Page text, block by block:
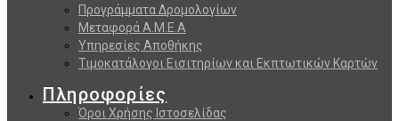
Προγράμματα Δρομολογίων
Μεταφορά Α.Μ.Ε.Α
Υπηρεσίες Αποθήκης
Τιμοκατάλογοι Εισιτηρίων και Εκπτωτικών Καρτών
Πληροφορίες
Όροι Χρήσης Ιστοσελίδας